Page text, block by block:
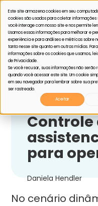
Este site armazena cookies em seu
cookies são usados para coletar informações
você interage com nosso site e nos permite
Usamos essas informações para melhorar e
experiência e para análises e métricas sobre
tanto nesse site quanto em outras mídias.
informações sobre os cookies que usamos,
de Privacidade.
Se você recusar, suas informações não serão
quando você acessar este site. Um cookie
em seu navegador para lembrar sobre sua
ser rastreado.
Aceitar
Voltar
Operadoras de
Controle
para
Daniela Hendler
No cenário